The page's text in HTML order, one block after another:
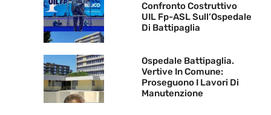
Confronto Costruttivo
UIL Fp-ASL Sull’Ospedale
Di Battipaglia
Ospedale Battipaglia.
Vertive In Comune:
Proseguono I Lavori Di
Manutenzione